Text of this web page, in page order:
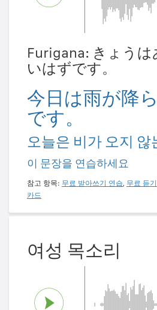
Furigana: きょう
いはずです。
今日は雨が降
です。
오늘은 비가 오지
이 문장을 연습하세요
참고 항목: 무료 받아쓰기 연습, 무료 듣
카드
여성 목소리